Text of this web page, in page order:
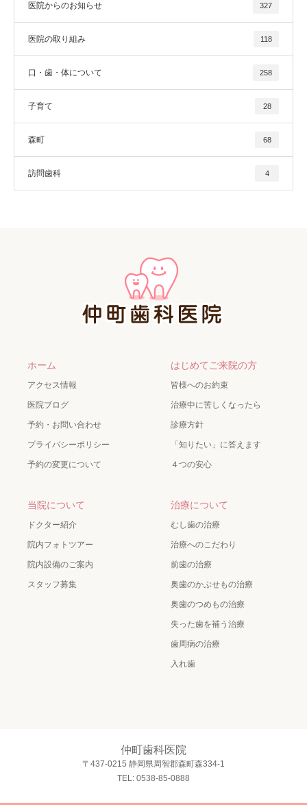
医院からのお知らせ 327
医院の取り組み 118
口・歯・体について 258
子育て 28
森町 68
訪問歯科 4
ホーム
アクセス情報
医院ブログ
予約・お問い合わせ
プライバシーポリシー
予約の変更について
はじめてご来院の方
皆様へのお約束
治療中に苦しくなったら
診療方針
「知りたい」に答えます
４つの安心
当院について
ドクター紹介
院内フォトツアー
院内設備のご案内
スタッフ募集
治療について
むし歯の治療
治療へのこだわり
前歯の治療
奥歯のかぶせもの治療
奥歯のつめもの治療
失った歯を補う治療
歯周病の治療
入れ歯
仲町歯科医院
〒437-0215 静岡県周智郡森町森334-1
TEL: 0538-85-0888